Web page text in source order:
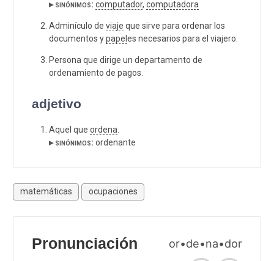
▸ sinónimos: computador, computadora
Adminículo de viaje que sirve para ordenar los
documentos ypapel es necesarios para el viajero.
Persona que dirige un departamento de
ordenamiento de pagos.
adjetivo
Aquel que ordena
▸ sinónimos: ordenante
matemáticas ocupaciones
Pronunciación or•de•na•dor